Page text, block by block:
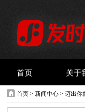
首页 关于
首页 > 新闻中心 > 迈出你